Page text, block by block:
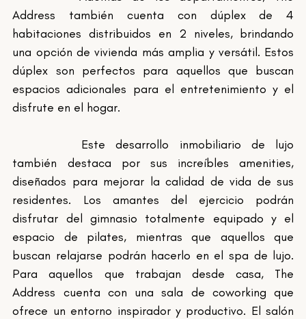
Address también cuenta con dúplex de 4
habitaciones distribuidos en 2 niveles, brindando
una opción de vivienda más amplia y versátil. Estos
dúplex son perfectos para aquellos que buscan
espacios adicionales para el entretenimiento y el
disfrute en el hogar.
también destaca por sus increíbles amenities,
diseñados para mejorar la calidad de vida de sus
residentes. Los amantes del ejercicio podrán
disfrutar del gimnasio totalmente equipado y el
espacio de pilates, mientras que aquellos que
buscan relajarse podrán hacerlo en el spa de lujo.
Para aquellos que trabajan desde casa, The
Address cuenta con una sala de coworking que
ofrece un entorno inspirador y productivo. El salón